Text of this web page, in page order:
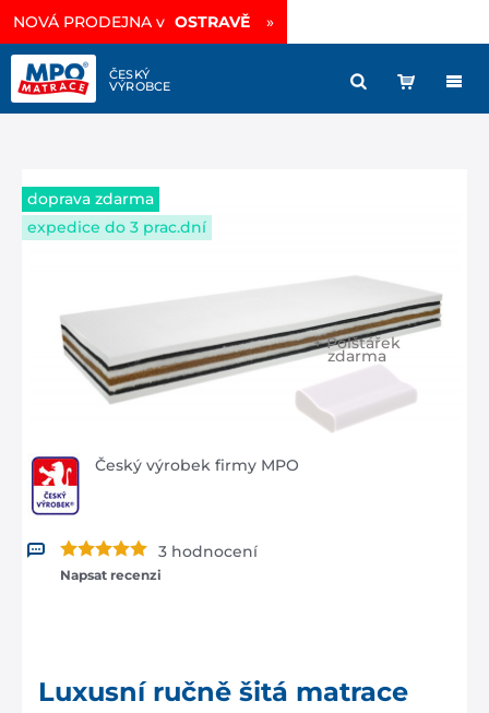
Vysoce prodyšná matrace sleva -35%
doprava zdarma
expedice do 3 prac.dní
+ Polštářek
zdarma
Český výrobek firmy MPO
3 hodnocení
Napsat recenzi
Luxusní ručně šitá matrace